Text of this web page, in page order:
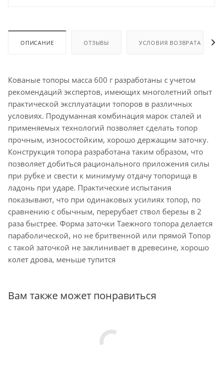
ОПИСАНИЕ ОТЗЫВЫ УСЛОВИЯ ВОЗВРАТА
Кованые топоры масса 600 г разработаны с учетом
рекомендаций экспертов, имеющих многолетний опыт
практической эксплуатации топоров в различных
условиях. Продуманная комбинация марок сталей и
применяемых технологий позволяет сделать топор
прочным, износостойким, хорошо держащим заточку.
Конструкция топора разработана таким образом, что
позволяет добиться рационального приложения силы
при рубке и свести к минимуму отдачу топорища в
ладонь при ударе. Практические испытания
показывают, что при одинаковых усилиях топор, по
сравнению с обычным, перерубает ствол березы в 2
раза быстрее. Форма заточки Таежного топора делается
параболической, но не бритвенной или прямой Топор
с такой заточкой не заклинивает в древесине, хорошо
колет дрова, меньше тупится
Вам также может понравиться